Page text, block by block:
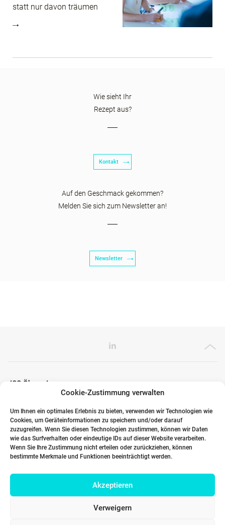
Cookie-Zustimmung verwalten
Um Ihnen ein optimales Erlebnis zu bieten, verwenden wir Technologien wie
Cookies, um Geräteinformationen zu speichern und/oder darauf
zuzugreifen. Wenn Sie diesen Technologien zustimmen, können wir Daten
wie das Surfverhalten oder eindeutige IDs auf dieser Website verarbeiten.
Wenn Sie Ihre Zustimmung nicht erteilen oder zurückziehen, können
bestimmte Merkmale und Funktionen beeinträchtigt werden.
Akzeptieren
Verweigern
statt nur davon träumen
Wie sieht Ihr
Rezept aus?
Kontakt
Auf den Geschmack gekommen?
Melden Sie sich zum Newsletter an!
Newsletter
ICG Ökosystem
Globale Partner